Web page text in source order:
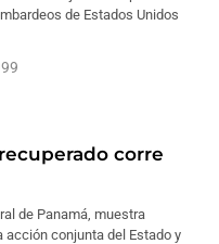
de Estados Unidos
corre
de Panamá, muestra
acción conjunta del Estado y